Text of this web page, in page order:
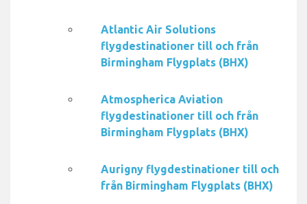
Atlantic Air Solutions
flygdestinationer till och från
Birmingham Flygplats (BHX)
Atmospherica Aviation
flygdestinationer till och från
Birmingham Flygplats (BHX)
Aurigny flygdestinationer till och
från Birmingham Flygplats (BHX)